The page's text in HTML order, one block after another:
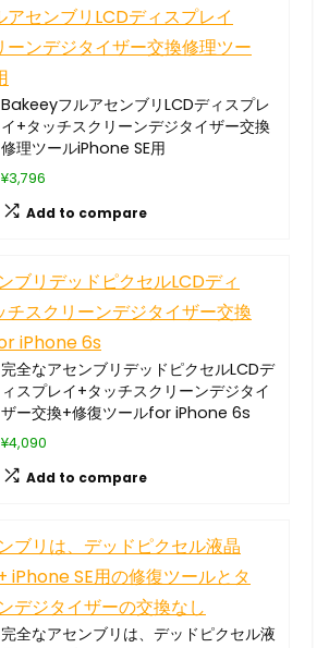
BakeeyフルアセンブリLCDディスプレ
イ+タッチスクリーンデジタイザー交換
修理ツールiPhone SE用
¥3,796
Add to compare
完全なアセンブリデッドピクセルLCDデ
ィスプレイ+タッチスクリーンデジタイ
ザー交換+修復ツールfor iPhone 6s
¥4,090
Add to compare
完全なアセンブリは、デッドピクセル液